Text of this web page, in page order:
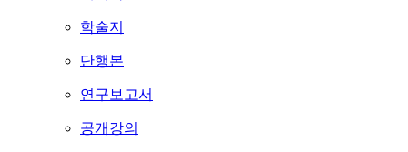
학술지
단행본
연구보고서
공개강의